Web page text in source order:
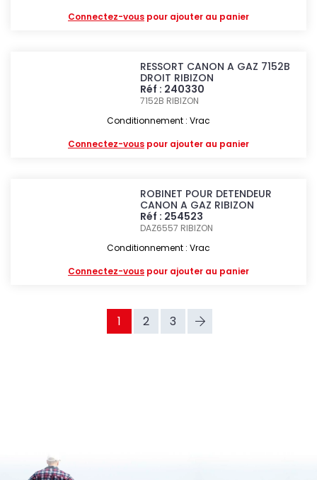
Connectez-vous pour ajouter au panier
RESSORT CANON A GAZ 7152B
DROIT RIBIZON
Réf : 240330
7152B RIBIZON
Conditionnement : Vrac
Connectez-vous pour ajouter au panier
ROBINET POUR DETENDEUR
CANON A GAZ RIBIZON
Réf : 254523
DAZ6557 RIBIZON
Conditionnement : Vrac
Connectez-vous pour ajouter au panier
1 2 3